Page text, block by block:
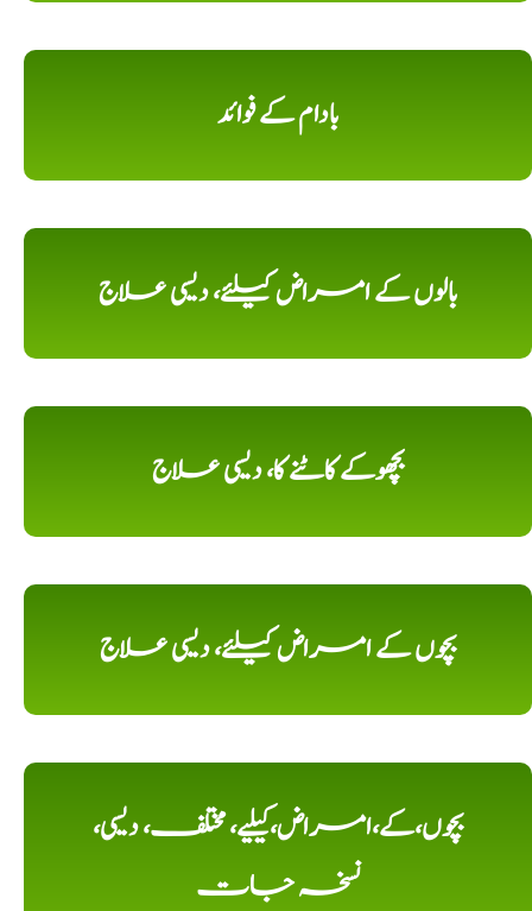
بادام کے فوائد
بالوں کے امراض کیلئے، دیسی علاج
بچھوکے کاٹنے کا، دیسی علاج
بچوں کے امراض کیلئے، دیسی علاج
بچوں،کے،امراض،کیلیے، مختلف، دیسی،
نسخہ جات